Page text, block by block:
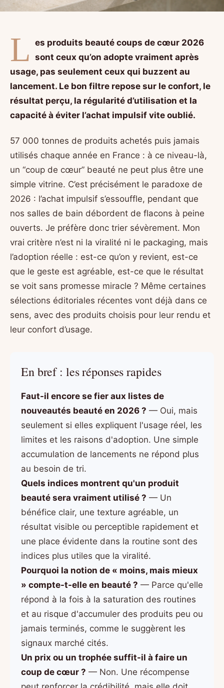
L
es produits beauté coups de cœur 2026
sont ceux qu’on adopte vraiment après
usage, pas seulement ceux qui buzzent au
lancement. Le bon filtre repose sur le confort, le
résultat perçu, la régularité d’utilisation et la
capacité à éviter l’achat impulsif vite oublié.
57 000 tonnes de produits achetés puis jamais
utilisés chaque année en France : à ce niveau-là,
un “coup de cœur” beauté ne peut plus être une
simple vitrine. C’est précisément le paradoxe de
2026 : l’achat impulsif s’essouffle, pendant que
nos salles de bain débordent de flacons à peine
ouverts. Je préfère donc trier sévèrement. Mon
vrai critère n’est ni la viralité ni le packaging, mais
l’adoption réelle : est-ce qu’on y revient, est-ce
que le geste est agréable, est-ce que le résultat
se voit sans promesse miracle ? Même certaines
sélections éditoriales récentes vont déjà dans ce
sens, avec des produits choisis pour leur rendu et
leur confort d’usage.
En bref : les réponses rapides
Faut-il encore se fier aux listes de
nouveautés beauté en 2026 ? — Oui, mais
seulement si elles expliquent l'usage réel, les
limites et les raisons d'adoption. Une simple
accumulation de lancements ne répond plus
au besoin de tri.
Quels indices montrent qu'un produit
beauté sera vraiment utilisé ? — Un
bénéfice clair, une texture agréable, un
résultat visible ou perceptible rapidement et
une place évidente dans la routine sont des
indices plus utiles que la viralité.
Pourquoi la notion de « moins, mais mieux
» compte-t-elle en beauté ? — Parce qu'elle
répond à la fois à la saturation des routines
et au risque d'accumuler des produits peu ou
jamais terminés, comme le suggèrent les
signaux marché cités.
Un prix ou un trophée suffit-il à faire un
coup de cœur ? — Non. Une récompense